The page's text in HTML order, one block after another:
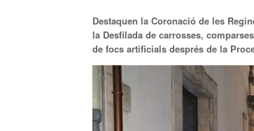
Destaquen la Coronació de les
la Desfilada de carrosses,
de focs artificials després de la